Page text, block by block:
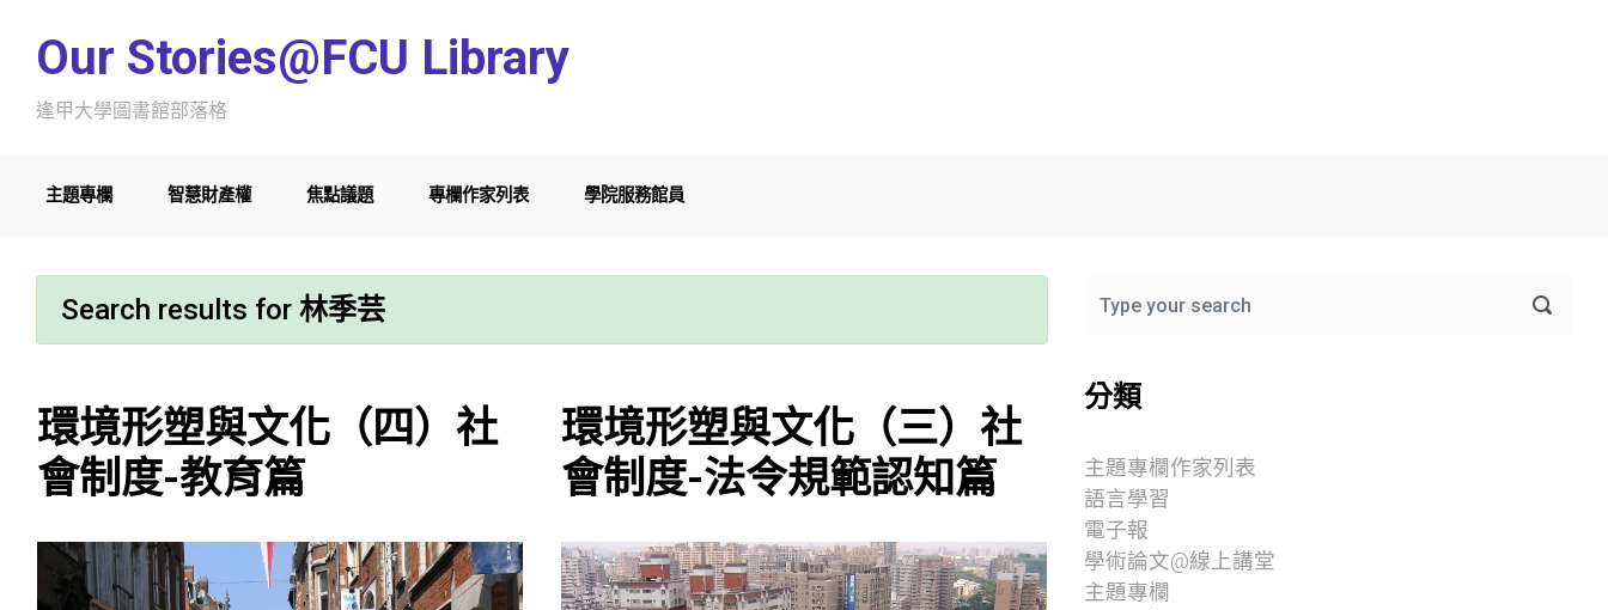
Our Stories@FCU Library
逢甲大學圖書館部落格
主題專欄 智慧財產權 焦點議題 專欄作家列表 學院服務館員
Search results for 林季芸
環境形塑與文化（四）社
會制度-教育篇
環境形塑與文化（三）社
會制度-法令規範認知篇
分類
主題專欄作家列表
語言學習
電子報
學術論文@線上講堂
主題專欄